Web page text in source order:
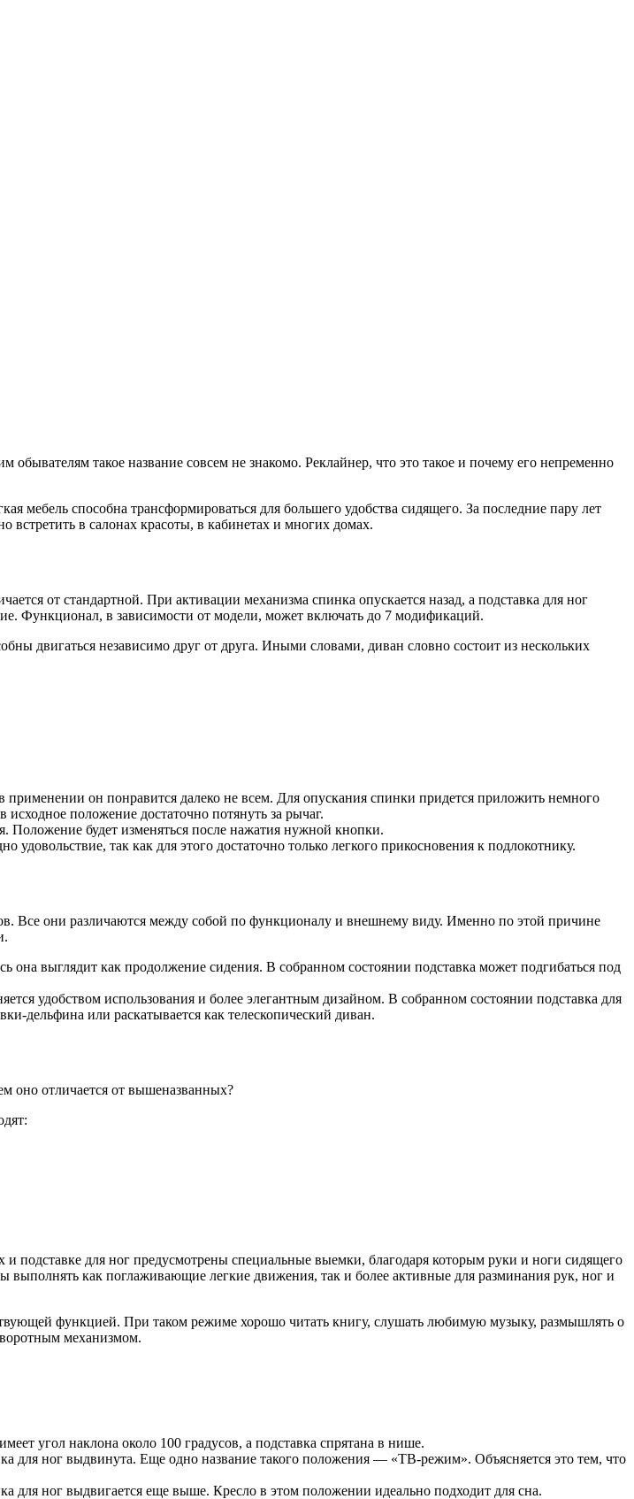
такое название совсем не знакомо. Реклайнер, что это такое и почему его непременно
мебель способна трансформироваться для большего удобства сидящего. За последние пару лет
в салонах красоты, в кабинетах и многих домах.
от стандартной. При активации механизма спинка опускается назад, а подставка для ног
Функционал, в зависимости от модели, может включать до 7 модификаций.
двигаться независимо друг от друга. Иными словами, диван словно состоит из нескольких
он понравится далеко не всем. Для опускания спинки придется приложить немного
положение достаточно потянуть за рычаг.
Положение будет изменяться после нажатия нужной кнопки.
так как для этого достаточно только легкого прикосновения к подлокотнику.
Все они различаются между собой по функционалу и внешнему виду. Именно по этой причине
выглядит как продолжение сидения. В собранном состоянии подставка может подгибаться под
удобством использования и более элегантным дизайном. В собранном состоянии подставка для
дельфина или раскатывается как телескопический диван.
оно отличается от вышеназванных?
для ног предусмотрены специальные выемки, благодаря которым руки и ноги сидящего
как поглаживающие легкие движения, так и более активные для разминания рук, ног и
функцией. При таком режиме хорошо читать книгу, слушать любимую музыку, размышлять о
механизмом.
угол наклона около 100 градусов, а подставка спрятана в нише.
для ног выдвинута. Еще одно название такого положения — «ТВ-режим». Объясняется это тем, что
для ног выдвигается еще выше. Кресло в этом положении идеально подходит для сна.